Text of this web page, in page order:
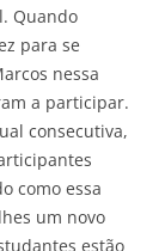
Quando
para se
nessa
a participar.
consecutiva,
como essa
um novo
estão